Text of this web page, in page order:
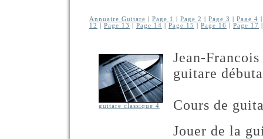
Annuaire Guitare |Page 1 |Page 2 |Page 3 |Page 4
12
Page 13 Page 14 Page 15 Page 16 Page 17
guitare classique 4
Jean-
guitare
Cours de
Jouer de la